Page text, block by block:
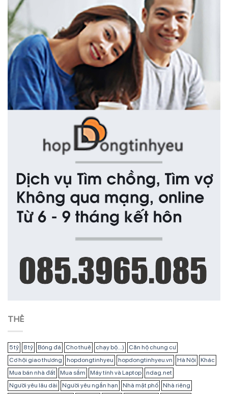
THẺ
5 tỷ 8 tỷ Bóng đá Cho thuê chạy bộ...)
Căn hộ chung cư
Cơ hội giao thương
hopdongtinhyeu hopdongtinhyeu.vn Hà Nội
Khác
Mua bán nhà đất
Mua sắm Máy tính và Laptop
ndag.net
Người yêu lâu dài
Người yêu ngắn hạn Nhà mặt phố
Nhà riêng